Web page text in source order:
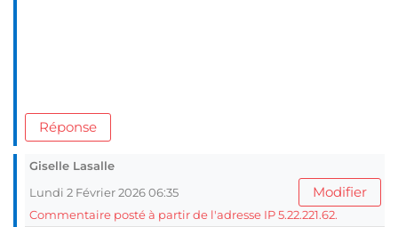
Réponse
Giselle Lasalle
Lundi 2 Février 2026 06:35
Modifier
Commentaire posté à partir de l'adresse IP 5.22.221.62.